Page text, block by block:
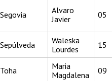
Segovia
Alvaro
Javier
05
Sepúlveda
Waleska
Lourdes
15
Toha
Maria
Magdalena
09